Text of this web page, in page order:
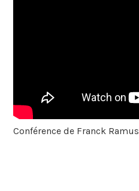
Conférence de Franck Ramus